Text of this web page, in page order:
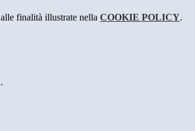
finalità illustrate nella COOKIE POLICY.